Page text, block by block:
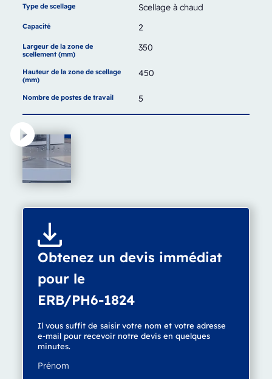
Type de scellage Scellage à chaud
Capacité 2
Largeur de la zone de
scellement (mm)
350
Hauteur de la zone de scellage
(mm)
450
Nombre de postes de travail 5
Obtenez un devis immédiat
pour le
ERB/PH6-1824
Il vous suffit de saisir votre nom et votre adresse
e-mail pour recevoir notre devis en quelques
minutes.